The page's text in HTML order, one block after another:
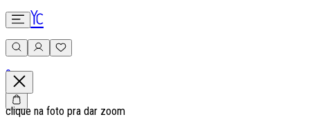
0
clique na foto pra dar zoom